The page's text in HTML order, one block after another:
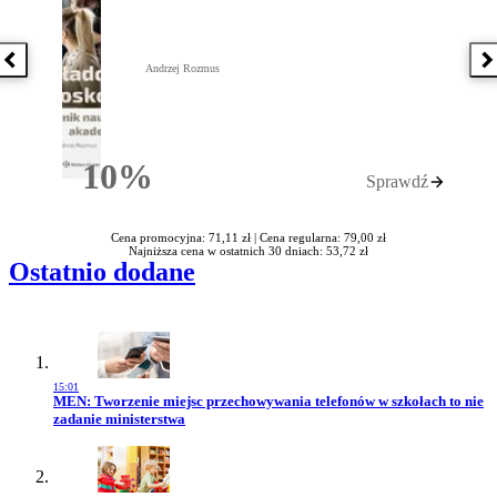
Poprzednia książka
10%Rabatu
Andrzej Rozmus
Sprawdź
Cena promocyjna: 71,11 zł | Cena regularna: 79,00 zł
Najniższa cena w ostatnich 30 dniach: 53,72 zł
Ostatnio dodane
15:01
Przejdź do artykułu:
MEN: Tworzenie miejsc przechowywania telefonów w szkołach to nie
zadanie ministerstwa